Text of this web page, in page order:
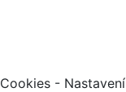
Cookies - Nastavení